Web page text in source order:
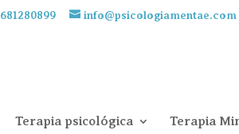
681280899 info@psicologiamentae.com
Terapia psicológica Terapia